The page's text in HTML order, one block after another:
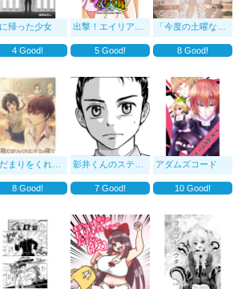
帰った少女
4Good!
出撃！エイリアンくちく隊（オリジナル版）
5Good!
「今度の土曜なにして
8Good!
まりをくれたキミの隣で
8Good!
影井くんのステージ
7Good!
アダムズコード
10Good!